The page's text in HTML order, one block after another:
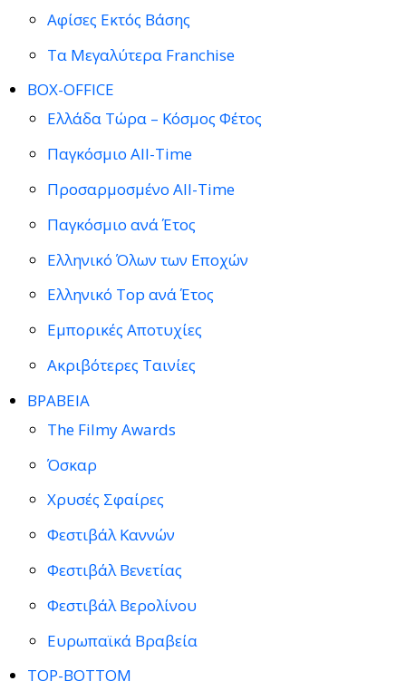
Αφίσες Εκτός Βάσης
Τα Μεγαλύτερα Franchise
BOX-OFFICE
Ελλάδα Τώρα – Κόσμος Φέτος
Παγκόσμιο All-Time
Προσαρμοσμένο All-Time
Παγκόσμιο ανά Έτος
Ελληνικό Όλων των Εποχών
Ελληνικό Top ανά Έτος
Εμπορικές Αποτυχίες
Ακριβότερες Ταινίες
ΒΡΑΒΕΙΑ
The Filmy Awards
Όσκαρ
Χρυσές Σφαίρες
Φεστιβάλ Καννών
Φεστιβάλ Βενετίας
Φεστιβάλ Βερολίνου
Ευρωπαϊκά Βραβεία
TOP-BOTTOM